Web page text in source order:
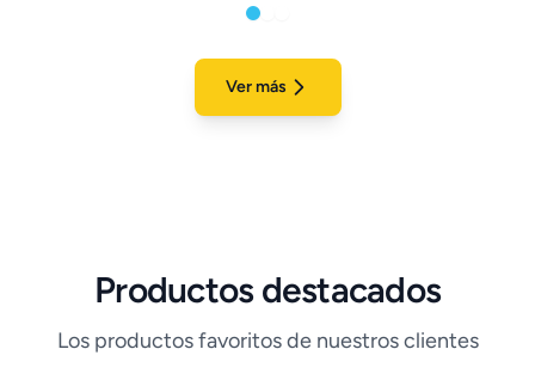
Ver más
Productos destacados
Los productos favoritos de nuestros clientes